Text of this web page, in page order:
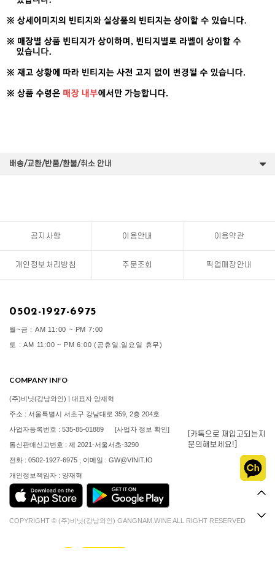
배송/교환/반품/환불/취소 안내
공지사항 이용안내 이용약관
개인정보처리방침 주문조회 픽업매장안내
0502-1927-6975
월~금 : AM 11:00 ~ PM 7:00
토 : AM 11:00 ~ PM 6:00 (공휴일,일요일 휴무)
COMPANY INFO
(주)비닛(강남와인) | 대표자 양재혁
주소 : 서울특별시 서초구 강남대로 359, 2층 204호
사업자등록번호 : 535-85-01889 [사업자 정보 확인]
통신판매신고번호 : 제 2021-서울서초-3290
전화 : 0502-1927-6975 , 이메일 : GW@VINIT.IO
개인정보책임자 : 양재혁
COPYRIGHT © (주)비닛(강남와인) GANGNAM.WINE ALL RIGHT RESERVED
[카톡으로 재입고되는지
문의해보세요!]